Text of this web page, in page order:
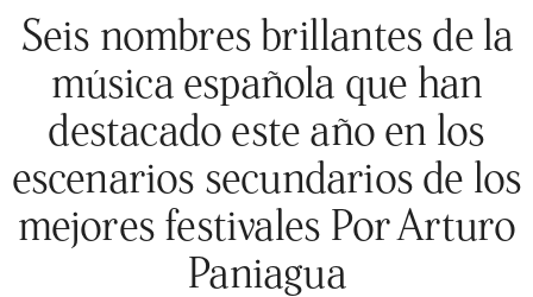
Seis nombres brillantes de la
música española que han
destacado este año en los
escenarios secundarios de los
mejores festivales Por Arturo
Paniagua